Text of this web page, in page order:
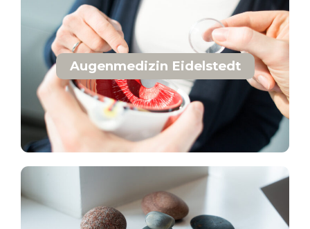
Augenmedizin Eidelstedt